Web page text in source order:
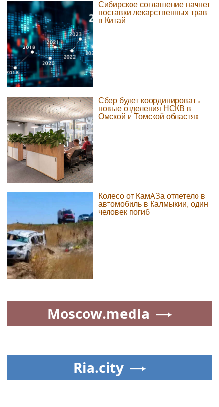
Сибирское соглашение начнет
поставки лекарственных трав
в Китай
Сбер будет координировать
новые отделения НСКВ в
Омской и Томской областях
Колесо от КамАЗа отлетело в
автомобиль в Калмыкии, один
человек погиб
Moscow.media
Ria.city